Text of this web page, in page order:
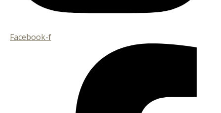
Facebook-f